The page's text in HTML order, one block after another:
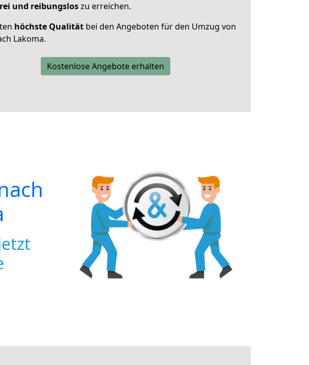
und reibungsloszu erreichen.
höchste Qualität bei den Angeboten für den Umzug von
Lakoma.
Kostenlose Angebote erhalten